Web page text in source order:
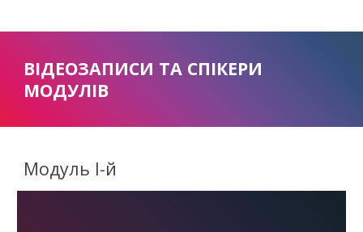
ВІДЕОЗАПИСИ ТА СПІКЕРИ
МОДУЛІВ
Модуль I-й